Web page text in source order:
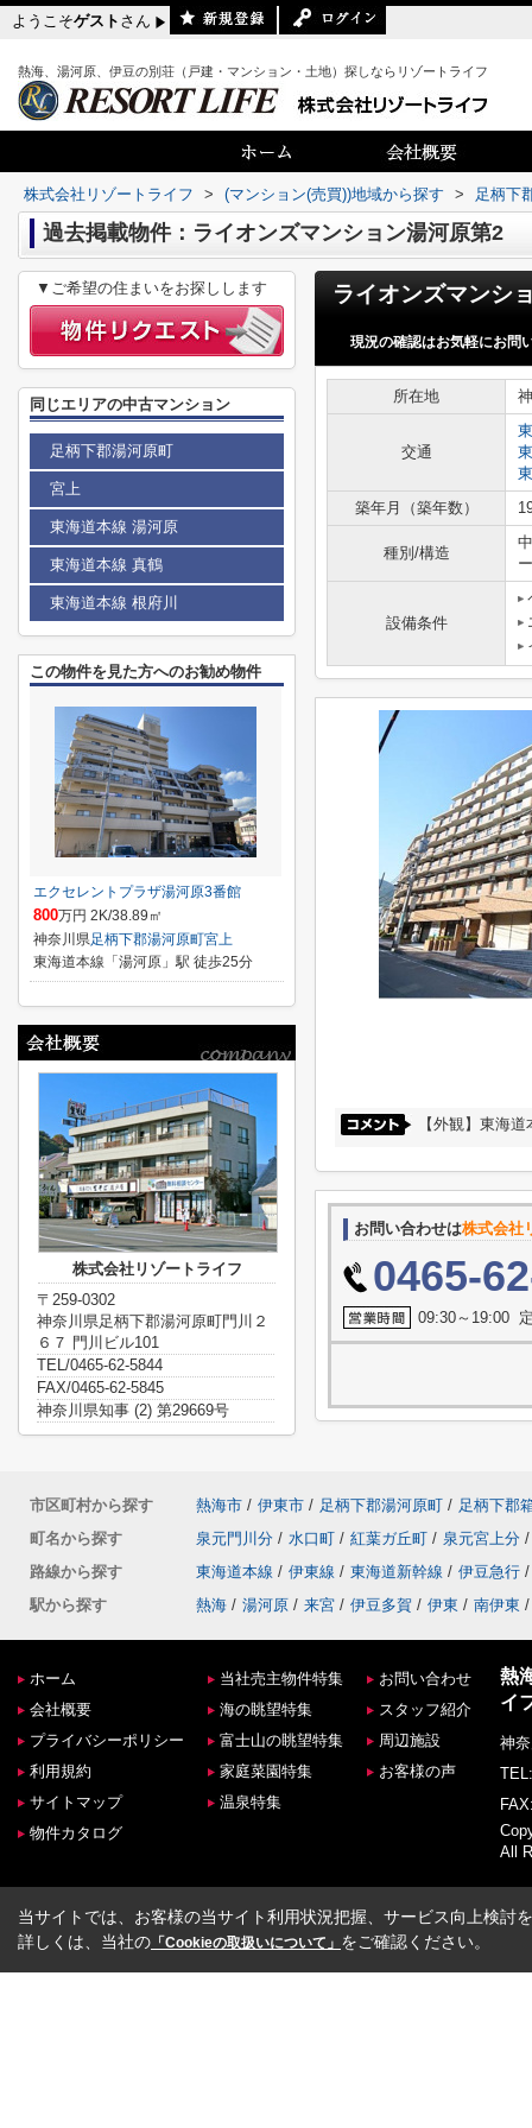
ようこそゲスト さん
熱海、湯河原、伊豆の別荘（戸建・マンション・土地）探しならリゾートライフ
株式会社リゾートライフ > (マンション(売買))地域から探す > 足柄下
過去掲載物件：ライオンズマンション湯河原第2
現況の確認はお気軽にお問
所在地
交通
築年月（築年数）
種別/構造
設備条件
【外観】東海
お問い合わせは株式会社
0465-
09:30～19:00
▼ご希望の住まいをお探しします
同じエリアの中古マンション
足柄下郡湯河原町
宮上
東海道本線 湯河原
東海道本線 真鶴
東海道本線 根府川
この物件を見た方へのお勧め物件
エクセレントプラザ湯河原3番館
800万円 2K/38.89㎡
神奈川県足柄下郡湯河原町宮上
東海道本線「湯河原」駅 徒歩25分
株式会社リゾートライフ
〒259-0302
神奈川県足柄下郡湯河原町門川２
６７ 門川ビル101
TEL/0465-62-5844
FAX/0465-62-5845
神奈川県知事 (2) 第29669号
市区町村から探す 熱海市 / 伊東市 / 足柄下郡湯河原町 / 足柄下郡
町名から探す
泉元門川分 / 水口町 / 紅葉ガ丘町 / 泉元宮上分 /
路線から探す
東海道本線 / 伊東線 / 東海道新幹線 / 伊豆急行 /
駅から探す
熱海 / 湯河原 / 来宮 / 伊豆多賀 / 伊東 / 南伊東 /
ホーム
会社概要
プライバシーポリシー
利用規約
サイトマップ
物件カタログ
当社売主物件特集
海の眺望特集
富士山の眺望特集
家庭菜園特集
温泉特集
お問い合わせ
スタッフ紹介
周辺施設
お客様の声
熱
イ
神
All
当サイトでは、お客様の当サイト利用状況把握、サービス向上検討
詳しくは、当社の 「Cookieの取扱いについて」 をご確認ください。